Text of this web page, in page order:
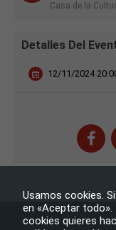
Casa de la
Detalles Del
12/11/2024
Usamos cookies.
en «Aceptar todo».
cookies quieres